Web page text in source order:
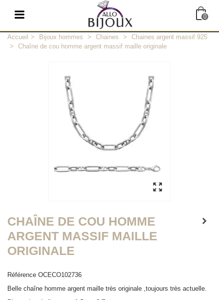
0
Accueil > Bijoux hommes > Chaines >
Chaines argent massif 925
>
Chaîne de cou homme argent massif maille originale
CHAÎNE DE COU HOMME
ARGENT MASSIF MAILLE
ORIGINALE
Référence OCECO102736
Belle chaîne homme argent maille très originale ,toujours très actuelle.